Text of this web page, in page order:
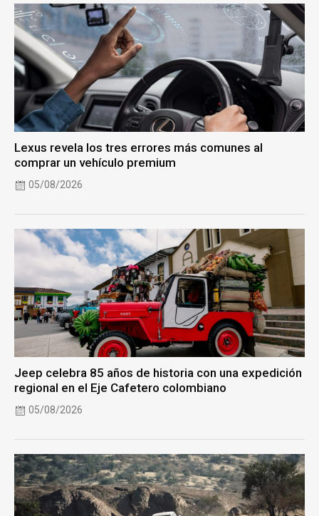
Lexus revela los tres errores más comunes al
comprar un vehículo premium
05/08/2026
Jeep celebra 85 años de historia con una expedición
regional en el Eje Cafetero colombiano
05/08/2026